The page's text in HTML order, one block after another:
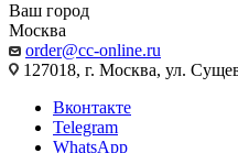
Ваш город
Москва
order@cc-online.ru
127018, г. Москва, ул.
Вконтакте
Telegram
WhatsApp